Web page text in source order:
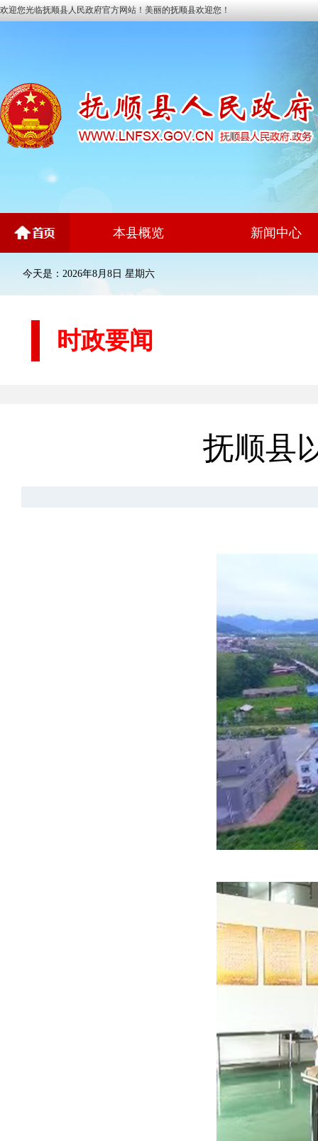
欢迎您光临抚顺县人民政府官方网站！美丽的抚顺县欢迎您！
本县概览 新闻中心
今天是：2026年8月8日 星期六
时政要闻
抚顺县